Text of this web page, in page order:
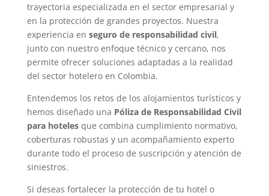
trayectoria especializada en el sector empresarial y
en la protección de grandes proyectos. Nuestra
experiencia en seguro de responsabilidad civil,
junto con nuestro enfoque técnico y cercano, nos
permite ofrecer soluciones adaptadas a la realidad
del sector hotelero en Colombia.
Entendemos los retos de los alojamientos turísticos y
hemos diseñado una Póliza de Responsabilidad Civil
para hotelesque combina cumplimiento normativo,
coberturas robustas y un acompañamiento experto
durante todo el proceso de suscripción y atención de
siniestros.
Si deseas fortalecer la protección de tu hotel o